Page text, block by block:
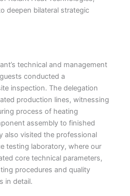
deepen bilateral strategic
technical and management
conducted a
inspection. The delegation
production lines, witnessing
process of heating
assembly to finished
also visited the professional
testing laboratory, where our
core technical parameters,
procedures and quality
in detail.